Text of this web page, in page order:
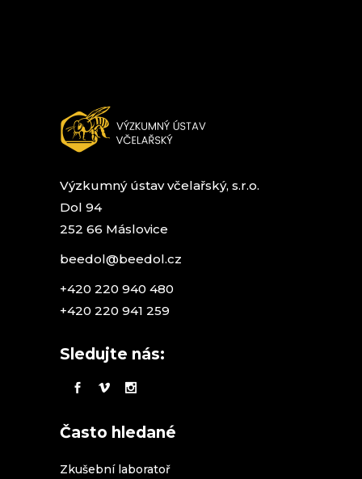
Výzkumný ústav včelařský, s.r.o.
Dol 94
252 66 Máslovice
beedol@beedol.cz
+420 220 940 480
+420 220 941 259
Sledujte nás:
Často hledané
Zkušební laboratoř